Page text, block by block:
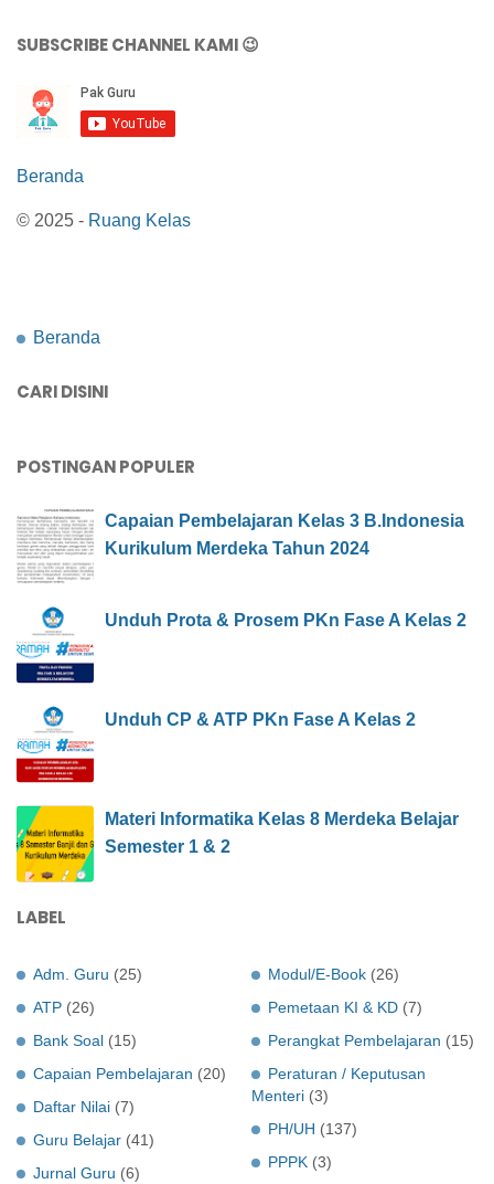
SUBSCRIBE CHANNEL KAMI 😉
Beranda
© 2025 - Ruang Kelas
Beranda
CARI DISINI
POSTINGAN POPULER
Capaian Pembelajaran Kelas 3 B.Indonesia
Kurikulum Merdeka Tahun 2024
Unduh Prota & Prosem PKn Fase A Kelas 2
Unduh CP & ATP PKn Fase A Kelas 2
Materi Informatika Kelas 8 Merdeka Belajar
Semester 1 & 2
LABEL
Adm. Guru (25)
ATP (26)
Bank Soal (15)
Capaian Pembelajaran (20)
Daftar Nilai (7)
Guru Belajar (41)
Jurnal Guru (6)
Modul/E-Book (26)
Pemetaan KI & KD (7)
Perangkat Pembelajaran (15)
Peraturan / Keputusan
Menteri (3)
PH/UH (137)
PPPK (3)